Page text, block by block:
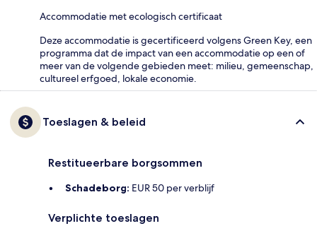
Accommodatie met ecologisch certificaat
Deze accommodatie is gecertificeerd volgens Green Key, een
programma dat de impact van een accommodatie op een of
meer van de volgende gebieden meet: milieu, gemeenschap,
cultureel erfgoed, lokale economie.
Toeslagen & beleid
Restitueerbare borgsommen
Schadeborg: EUR 50 per verblijf
Verplichte toeslagen